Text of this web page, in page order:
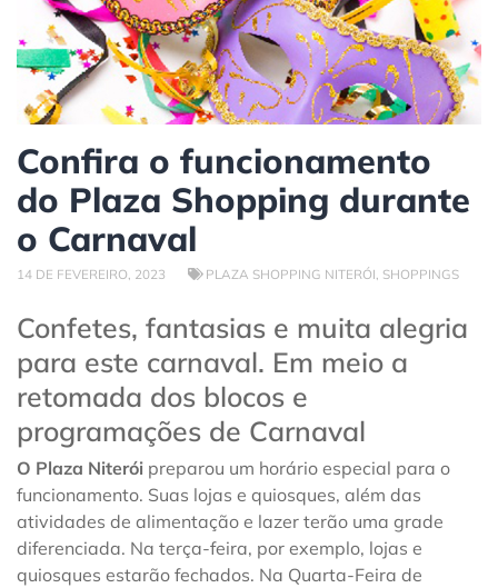
Confira o funcionamento
do Plaza Shopping durante
o Carnaval
14 DE FEVEREIRO, 2023 PLAZA SHOPPING NITERÓI SHOPPINGS
Confetes, fantasias e muita alegria
para este carnaval. Em meio a
retomada dos blocos e
programações de Carnaval
O Plaza Niteróipreparou um horário especial para o
funcionamento. Suas lojas e quiosques, além das
atividades de alimentação e lazer terão uma grade
diferenciada. Na terça-feira, por exemplo, lojas e
quiosques estarão fechados. Na Quarta-Feira de